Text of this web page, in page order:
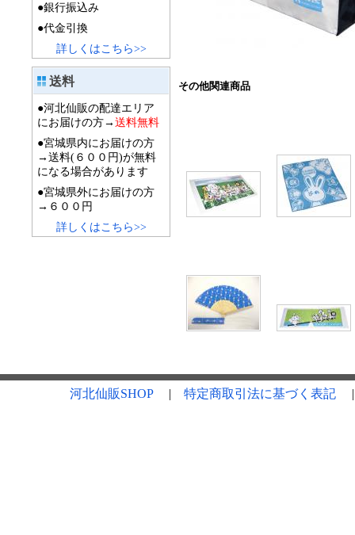
●銀行振込み
●代金引換
詳しくはこちら>>
送料
●河北仙販の配達エリア
にお届けの方→送料無料
●宮城県内にお届けの方
→送料(６００円)が無料
になる場合があります
●宮城県外にお届けの方
→６００円
詳しくはこちら>>
その他関連商品
河北仙販SHOP| 特定商取引法に基づく表記